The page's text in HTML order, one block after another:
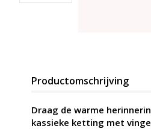
Productomschrijving
Draag de warme
kassieke ketting met